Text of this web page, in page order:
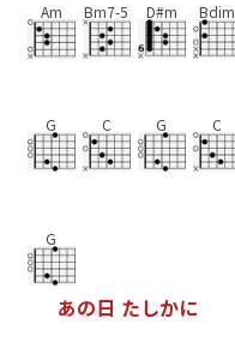
Am Bm7-5 D#m Bdim
G C G C
G
あの日 たしかに